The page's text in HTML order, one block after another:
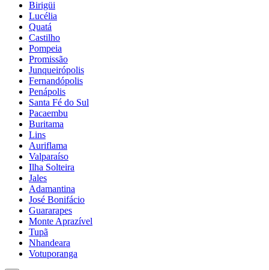
Birigüi
Lucélia
Quatá
Castilho
Pompeia
Promissão
Junqueirópolis
Fernandópolis
Penápolis
Santa Fé do Sul
Pacaembu
Buritama
Lins
Auriflama
Valparaíso
Ilha Solteira
Jales
Adamantina
José Bonifácio
Guararapes
Monte Aprazível
Tupã
Nhandeara
Votuporanga